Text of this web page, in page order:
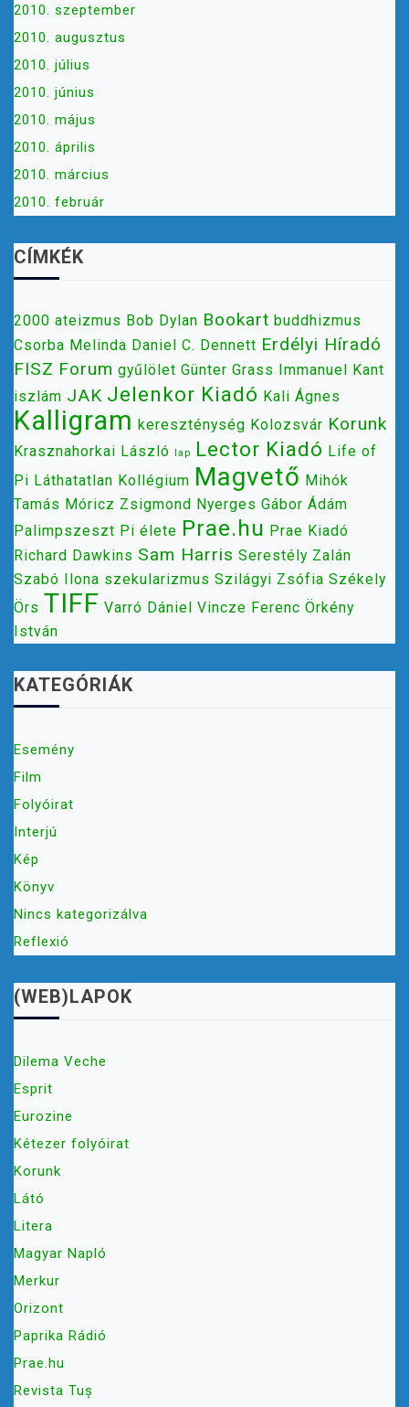
2010. szeptember
2010. augusztus
2010. július
2010. június
2010. május
2010. április
2010. március
2010. február
CÍMKÉK
2000 ateizmus Bob Dylan Bookart buddhizmus
Csorba Melinda Daniel C. Dennett Erdélyi Híradó
FISZ Forum gyűlölet Günter Grass Immanuel Kant
iszlám JAK Jelenkor Kiadó Kali Ágnes
Kalligram kereszténység Kolozsvár Korunk
Krasznahorkai László lap Lector Kiadó Life of
Pi Láthatatlan Kollégium Magvető Mihók
Tamás Móricz Zsigmond Nyerges Gábor Ádám
Palimpszeszt Pi élete Prae.hu Prae Kiadó
Richard Dawkins Sam Harris Serestély Zalán
Szabó Ilona szekularizmus Szilágyi Zsófia Székely
Örs TIFF Varró Dániel Vincze Ferenc Örkény
István
KATEGÓRIÁK
Esemény
Film
Folyóirat
Interjú
Kép
Könyv
Nincs kategorizálva
Reflexió
(WEB)LAPOK
Dilema Veche
Esprit
Eurozine
Kétezer folyóirat
Korunk
Látó
Litera
Magyar Napló
Merkur
Orizont
Paprika Rádió
Prae.hu
Revista Tuș